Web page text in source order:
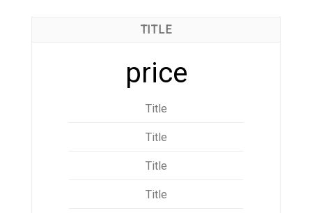
TITLE
price
Title
Title
Title
Title